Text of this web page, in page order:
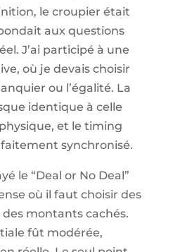
le croupier était
aux questions
J’ai participé à une
où je devais choisir
ou l’égalité. La
identique à celle
et le timing
synchronisé.
le “Deal or No Deal”
où il faut choisir des
montants cachés.
fût modérée,